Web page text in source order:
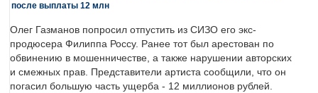
после выплаты 12 млн
Олег Газманов попросил отпустить из СИЗО его экс-
продюсера Филиппа Россу. Ранее тот был арестован по
обвинению в мошенничестве, а также нарушении авторских
и смежных прав. Представители артиста сообщили, что он
погасил большую часть ущерба - 12 миллионов рублей.